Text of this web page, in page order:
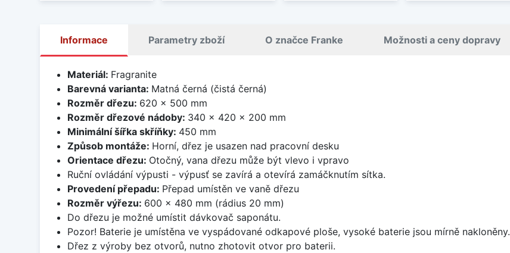
Informace Parametry zboží O značce Franke Možnosti a ceny dopravy
Materiál: Fragranite
Barevná varianta: Matná černá (čistá černá)
Rozměr dřezu: 620 x 500 mm
Rozměr dřezové nádoby: 340 x 420 x 200 mm
Minimální šířka skříňky: 450 mm
Způsob montáže: Horní, dřez je usazen nad pracovní desku
Orientace dřezu: Otočný, vana dřezu může být vlevo i vpravo
Ruční ovládání výpusti - výpusť se zavírá a otevírá zamáčknutím sítka.
Provedení přepadu: Přepad umístěn ve vaně dřezu
Rozměr výřezu: 600 x 480 mm (rádius 20 mm)
Do dřezu je možné umístit dávkovač saponátu.
Pozor! Baterie je umístěna ve vyspádované odkapové ploše, vysoké baterie jsou mírně nakloněny.
Dřez z výroby bez otvorů, nutno zhotovit otvor pro baterii.